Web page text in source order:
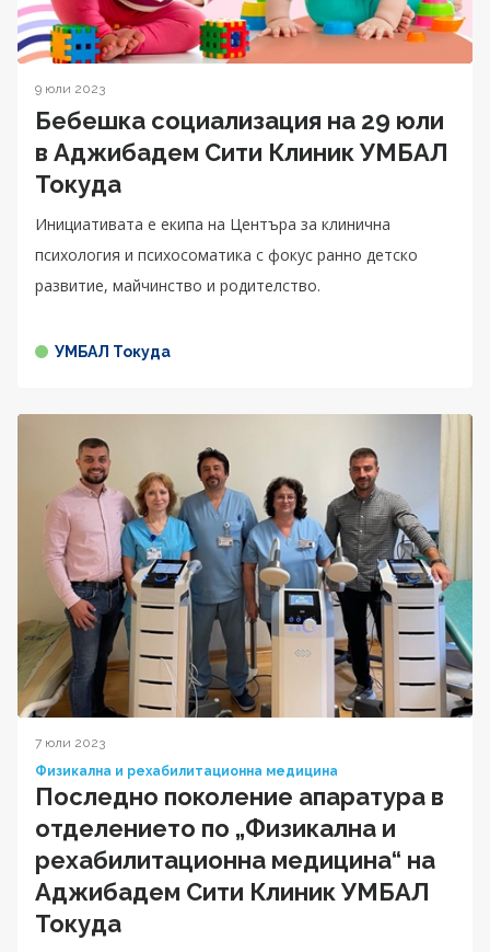
9 юли 2023
Бебешка социализация на 29 юли
в Аджибадем Сити Клиник УМБАЛ
Токуда
Инициативата е екипа на Центъра за клинична
психология и психосоматика с фокус ранно детско
развитие, майчинство и родителство.
УМБАЛ Токуда
7 юли 2023
Физикална и рехабилитационна медицина
Последно поколение апаратура в
отделението по „Физикална и
рехабилитационна медицина“ на
Аджибадем Сити Клиник УМБАЛ
Токуда